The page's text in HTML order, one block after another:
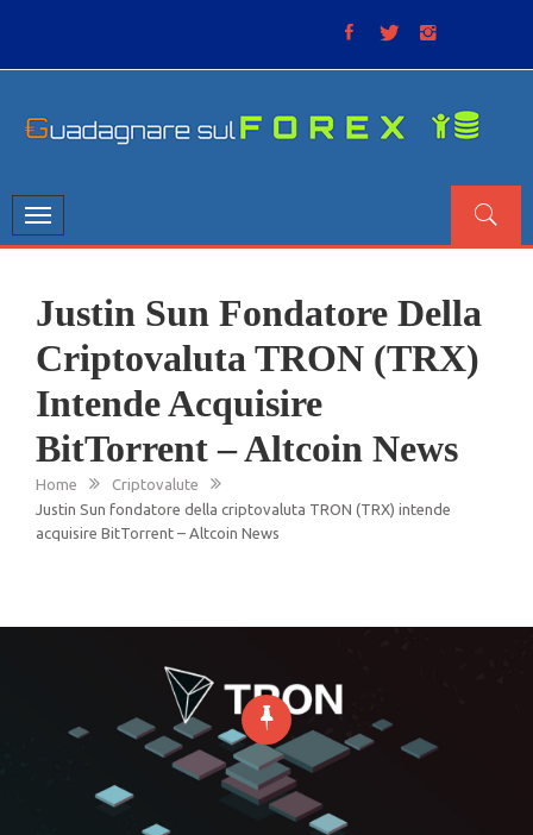
Toggle
navigation
Justin Sun Fondatore Della
Criptovaluta TRON (TRX)
Intende Acquisire
BitTorrent – Altcoin News
Home
Criptovalute
Justin Sun fondatore della criptovaluta TRON (TRX) intende
acquisire BitTorrent – Altcoin News